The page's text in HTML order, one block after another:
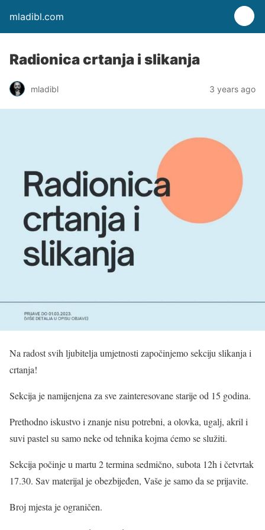
mladibl.com
Radionica crtanja i slikanja
mladibl 3 years ago
Na radost svih ljubitelja umjetnosti započinjemo sekciju slikanja i
crtanja!
Sekcija je namijenjena za sve zainteresovane starije od 15 godina.
Prethodno iskustvo i znanje nisu potrebni, a olovka, ugalj, akril i
suvi pastel su samo neke od tehnika kojma ćemo se služiti.
Sekcija počinje u martu 2 termina sedmično, subota 12h i četvrtak
17.30. Sav materijal je obezbijeđen, Vaše je samo da se prijavite.
Broj mjesta je ograničen.